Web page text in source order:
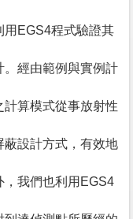
用EGS4程式驗證其
。經由範例與實例計
算模式從事放射性
蔽設計方式，有效地
，我們也利用EGS4